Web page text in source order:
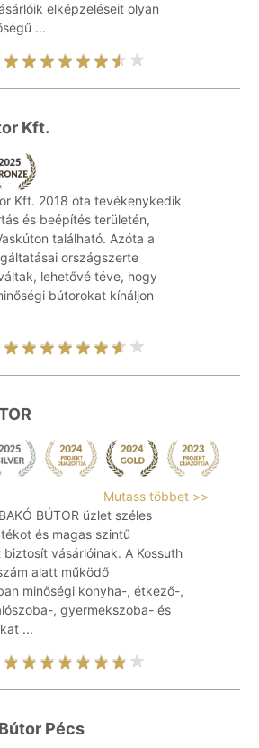
elképzeléseit olyan
...
Kft.
Kft. 2018 óta tevékenykedik
és beépítés területén,
található. Azóta a
országszerte
lehetővé téve, hogy
bútorokat kínáljon
Mutass többet >>
BÚTOR üzlet széles
és magas szintű
biztosít vásárlóinak. A Kossuth
alatt működő
minőségi konyha-, étkező-,
, gyermekszoba- és
...
Pécs